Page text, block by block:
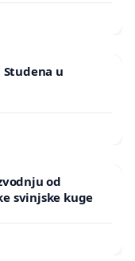
u
od
svinjske kuge